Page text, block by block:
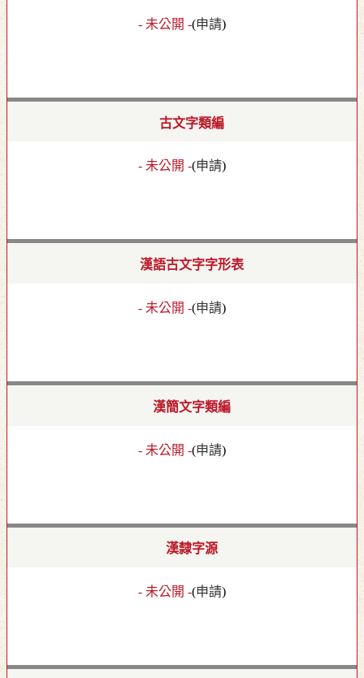
- 未公開 -(申請)
古文字類編
- 未公開 -(申請)
漢語古文字字形表
- 未公開 -(申請)
漢簡文字類編
- 未公開 -(申請)
漢隸字源
- 未公開 -(申請)